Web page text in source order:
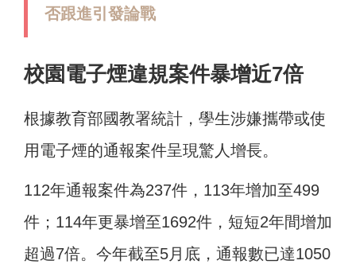
否跟進引發論戰
校園電子煙違規案件暴增近7倍
根據教育部國教署統計，學生涉嫌攜帶或使
用電子煙的通報案件呈現驚人增長。
112年通報案件為237件，113年增加至499
件；114年更暴增至1692件，短短2年間增加
超過7倍。今年截至5月底，通報數已達1050